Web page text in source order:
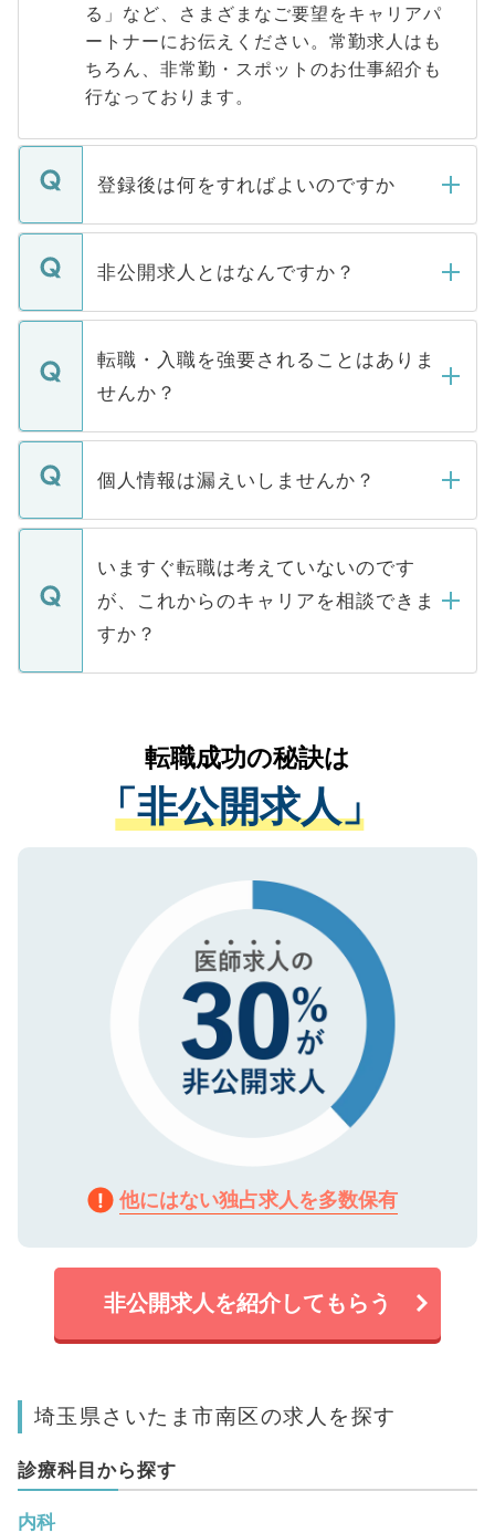
る」など、さまざまなご要望をキャリアパ
ートナーにお伝えください。常勤求人はも
ちろん、非常勤・スポットのお仕事紹介も
行なっております。
登録後は何をすればよいのですか
ご登録いただきましたら、弊社担当者がご
登録内容を確認し、その後メールもしくは
ます。通常、5営業日以内にはご連絡をせて
いただきますので、しばらくお待ちくださ
い。
非公開求人とはなんですか？
マイナビDOCTORで取り扱っている求人の
うち約3割は、Webサイトからご覧いただ
けない「非公開求人」です。非公開求人は
下記の理由によって、一般には公開してい
ません。
■応募殺到を避けるため 人気のある医療機
関を公にしてしまうと、応募が殺到する場
に、医療機関が求める条件に合った人材の
みを人材紹介会社に依頼するケースが増え
ています。
転職・入職を強要されることはありま
せんか？
転職・入職を強要することは一切ありませ
ん。また、仮に応募先から内定をいただい
定を承諾する必要はありません。内定先へ
の辞退の連絡はキャリアパートナーが行い
ますので、ご安心ください。
個人情報は漏えいしませんか？
個人情報が漏えいすることはありませんの
で、ご安心ください。当サイトからの登録
などで収集したご登録者様の個人情報は、
ご本人のキャリアアップおよび転職活動の
支援を目的に使用いたします。お預かりし
ているすべての個人データはご本人の許可
は、個人情報の取り扱いについての厳密な
管理基準を満たした事業者のみに付与され
る、プライバシーマークを取得済みです。
ご登録いただいた個人情報は、SSL（デー
で、機密保持に関してもご安心ください。
いますぐ転職は考えていないのです
が、これからのキャリアを相談できま
すか？
かがいして、現在の医療機関の状況や紹介
経験をまじえながら、適切なアドバイスを
させていただきます。すぐにご転職をされ
ない方には、長期的なサポートが可能です
ので、まずはご登録ください。
転職成功の秘訣は
「非公開求人」
他にはない独占求人を多数保有
非公開求人を紹介してもらう
埼玉県さいたま市南区の求人を探す
診療科目から探す
内科